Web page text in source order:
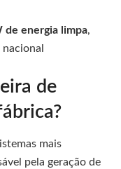
de energia limpa,
de
mais
pela geração de